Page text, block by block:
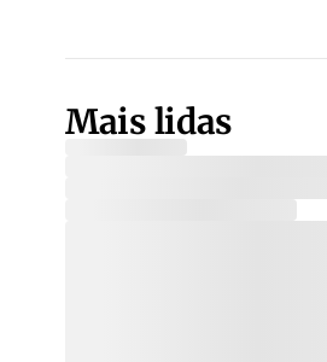
Mais lidas